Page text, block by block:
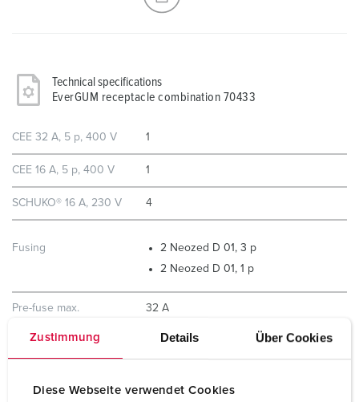
Zustimmung Details Über Cookies
Diese Webseite verwendet Cookies
Technical specifications
EverGUM receptacle combination 70433
CEE 32 A, 5 p, 400 V 1
CEE 16 A, 5 p, 400 V 1
SCHUKO® 16 A, 230 V 4
Fusing
2 Neozed D 01, 3 p
2 Neozed D 01, 1 p
Pre-fuse max. 32 A
32 A